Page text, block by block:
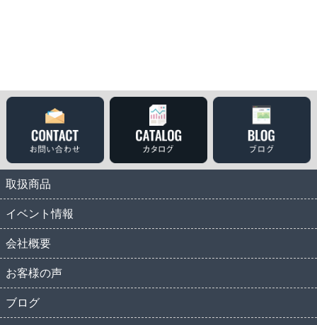
取扱商品
イベント情報
会社概要
お客様の声
ブログ